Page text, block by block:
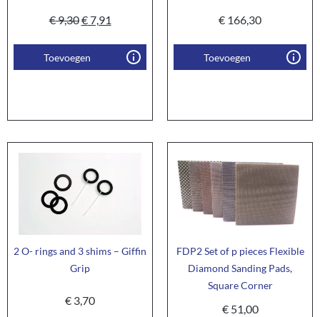
€9,30€7,91
Toevoegen
€ 166,30
Toevoegen
2 O- rings and 3 shims – Giffin
Grip
€ 3,70
FDP2 Set of p pieces Flexible
Diamond Sanding Pads,
Square Corner
€51,00